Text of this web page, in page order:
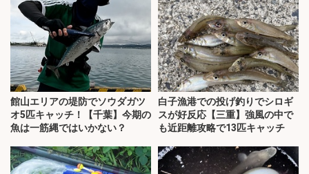
館山エリアの堤防でソウダガツ
オ5匹キャッチ！【千葉】今期の
魚は一筋縄ではいかない？
白子漁港での投げ釣りでシロギ
スが好反応【三重】強風の中で
も近距離攻略で13匹キャッチ